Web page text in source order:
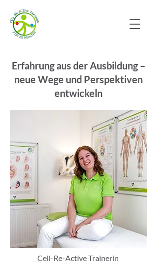
Erfahrung aus der Ausbildung –
neue Wege und Perspektiven
entwickeln
Cell-Re-Active Trainerin